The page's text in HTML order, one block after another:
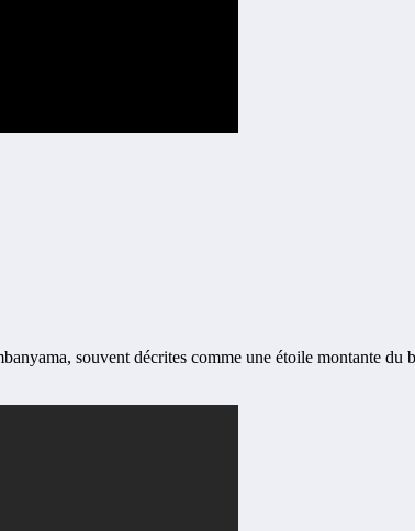
souvent décrites comme une étoile montante